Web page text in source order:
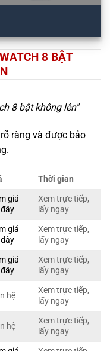
8 BẬT
8 bật không lên"
ràng và được bảo
Thời gian
giá
Xem trực tiếp,
lấy ngay
giá
Xem trực tiếp,
lấy ngay
giá
Xem trực tiếp,
lấy ngay
hệ
Xem trực tiếp,
lấy ngay
hệ
Xem trực tiếp,
lấy ngay